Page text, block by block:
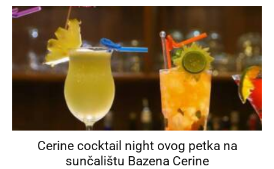
Cerine cocktail night ovog petka na
sunčalištu Bazena Cerine